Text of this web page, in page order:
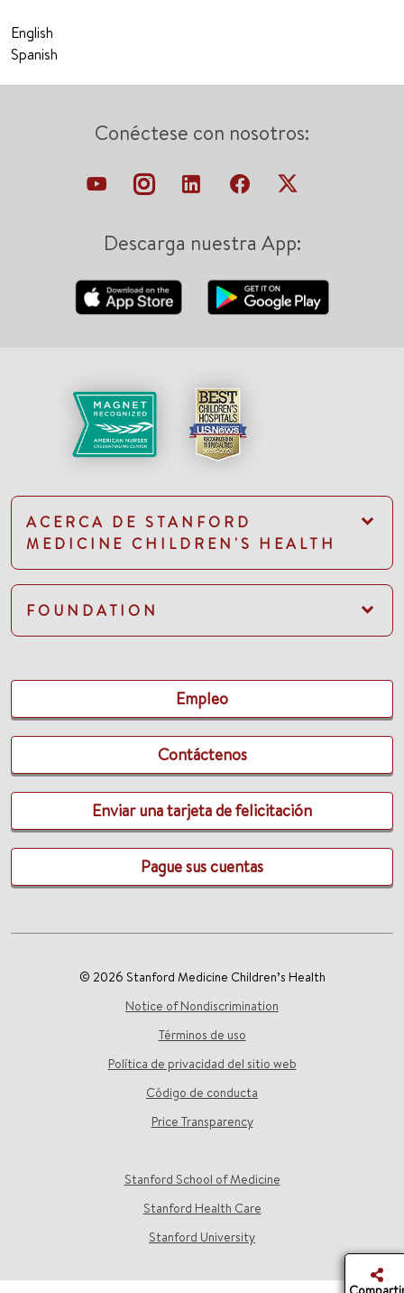
English
Spanish
Conéctese con nosotros:
Descarga nuestra App:
ACERCA DE STANFORD
MEDICINE CHILDREN'S HEALTH
FOUNDATION
Empleo
Contáctenos
Enviar una tarjeta de felicitación
Pague sus cuentas
© 2026 Stanford Medicine Children’s Health
Notice of Nondiscrimination
Términos de uso
Política de privacidad del sitio web
Código de conducta
Price Transparency
Stanford School of Medicine
Stanford Health Care
Stanford University